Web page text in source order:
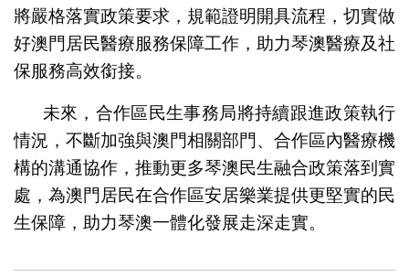
將嚴格落實政策要求，規範證明開具流程，切實做
好澳門居民醫療服務保障工作，助力琴澳醫療及社
保服務高效銜接。
未來，合作區民生事務局將持續跟進政策執行
情況，不斷加強與澳門相關部門、合作區內醫療機
構的溝通協作，推動更多琴澳民生融合政策落到實
處，為澳門居民在合作區安居樂業提供更堅實的民
生保障，助力琴澳一體化發展走深走實。